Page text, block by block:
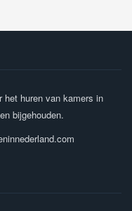
het huren van kamers in
bijgehouden.